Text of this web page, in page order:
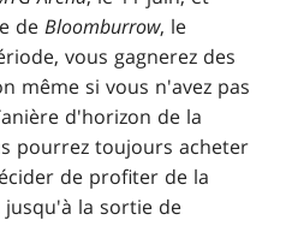
deBloomburrow, le
vous gagnerez des
même si vous n'avez pas
d'horizon de la
pourrez toujours acheter
de profiter de la
la sortie de